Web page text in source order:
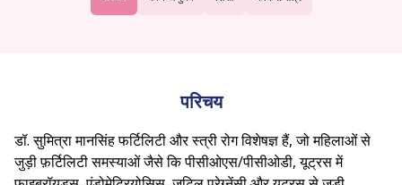
परिचय
डॉ. सुमित्रा मानसिंह फर्टिलिटी और स्त्री रोग विशेषज्ञ हैं, जो महिलाओं से
जुड़ी फ़र्टिलिटी समस्याओं जैसे कि पीसीओएस/पीसीओडी, यूट्रस में